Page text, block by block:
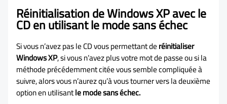
Réinitialisation de Windows XP avec le
CD en utilisant le mode sans échec
Si vous n’avez pas le CD vous permettant deréinitialiser
Windows XP, si vous n’avez plus votre mot de passe ou si la
méthode précédemment citée vous semble compliquée à
suivre, alors vous n’aurez qu’à vous tourner vers la deuxième
option en utilisantle mode sans échec.